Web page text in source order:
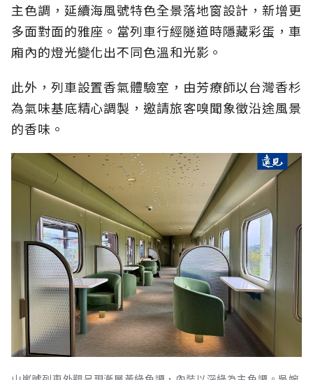
主色調，延續海風號特色全景落地窗設計，新增更
多面對面的雅座。當列車行經隧道時隱藏彩蛋，車
廂內的燈光變化出不同色溫和光影。
此外，列車設置香氣體驗室，由芳療師以台灣香杉
為氣味基底精心調製，邀請旅客嗅聞象徵沿途風景
的香味。